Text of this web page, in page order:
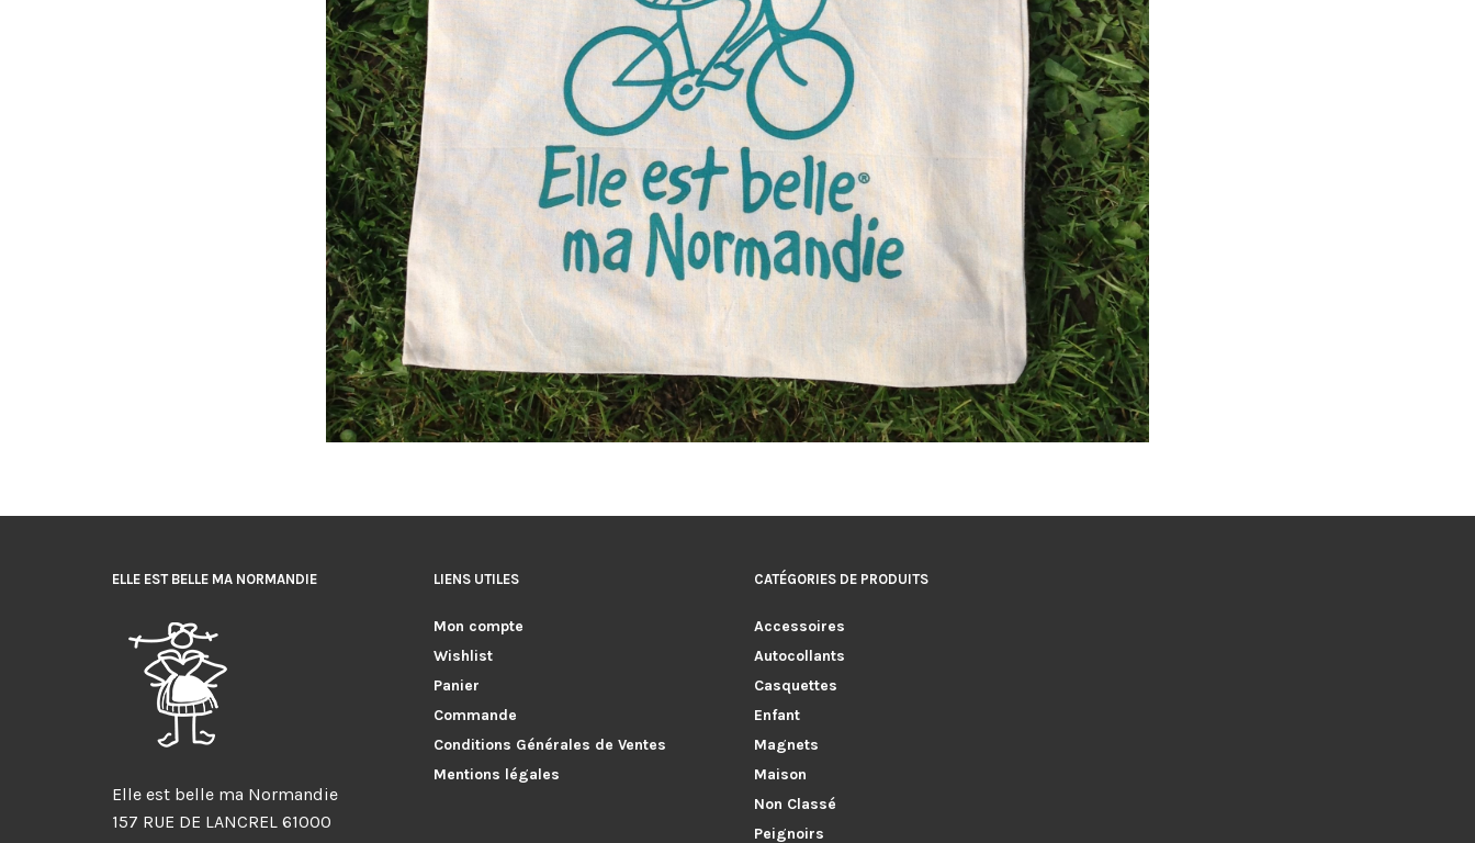
ELLE EST BELLE MA NORMANDIE
Elle est belle ma Normandie
157 RUE DE LANCREL 61000
LIENS UTILES
Mon compte
Wishlist
Panier
Commande
Conditions Générales de Ventes
Mentions légales
CATÉGORIES DE PRODUITS
Accessoires
Autocollants
Casquettes
Enfant
Magnets
Maison
Non Classé
Peignoirs